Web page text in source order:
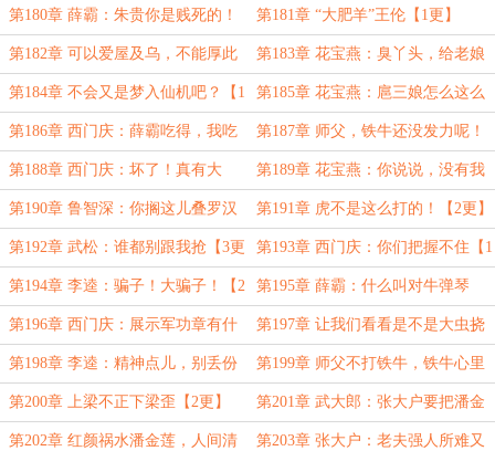
【1更】 这儿来的？【2更】
第180章 薛霸：朱贵你是贱死的！
【3更求月票】
第181章 “大肥羊”王伦【1更】
第182章 可以爱屋及乌，不能厚此
薄彼【2更】
第183章 花宝燕：臭丫头，给老娘
我记着！【3更求月票】
第184章 不会又是梦入仙机吧？【1
更】
第185章 花宝燕：扈三娘怎么这么
坏呀！【2更】
第186章 西门庆：薛霸吃得，我吃
不得？【3更求月票】
第187章 师父，铁牛还没发力呢！
【1更】
第188章 西门庆：坏了！真有大
虫！【2更】
第189章 花宝燕：你说说，没有我
能行？【3更求月票】
第190章 鲁智深：你搁这儿叠罗汉
呢？【1更】
第191章 虎不是这么打的！【2更】
第192章 武松：谁都别跟我抢【3更
求月票】
第193章 西门庆：你们把握不住【1
更】
第194章 李逵：骗子！大骗子！【2
更】
第195章 薛霸：什么叫对牛弹琴
啊！【3更求月票】
第196章 西门庆：展示军功章有什
么好羞涩的？【1更】
第197章 让我们看看是不是大虫挠
的！【2更】
第198章 李逵：精神点儿，别丢份
儿【3更求月票】
第199章 师父不打铁牛，铁牛心里
难受！【1更】
第200章 上梁不正下梁歪【2更】 第201章 武大郎：张大户要把潘金
莲嫁给我【3更求月票】
第202章 红颜祸水潘金莲，人间清 第203章 张大户：老夫强人所难又